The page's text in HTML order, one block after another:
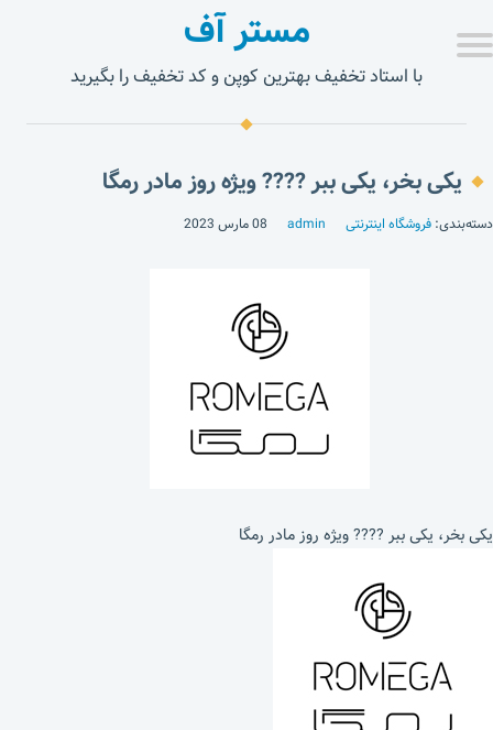
مستر آف
با استاد تخفیف بهترین کوپن و کد تخفیف را بگیرید
یکی بخر، یکی ببر ???? ویژه روز مادر رمگا
دسته‌بندی: فروشگاه اینترنتی admin 08 مارس 2023
یکی بخر، یکی ببر ???? ویژه روز مادر رمگا